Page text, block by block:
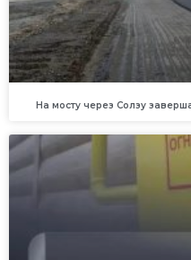
На мосту через Солзу